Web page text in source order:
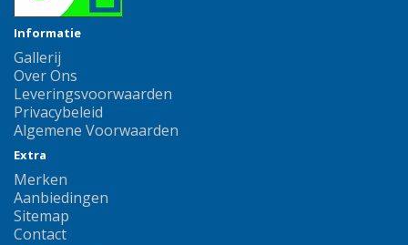
Informatie
Gallerij
Over Ons
Leveringsvoorwaarden
Privacybeleid
Algemene Voorwaarden
Extra
Merken
Aanbiedingen
Sitemap
Contact